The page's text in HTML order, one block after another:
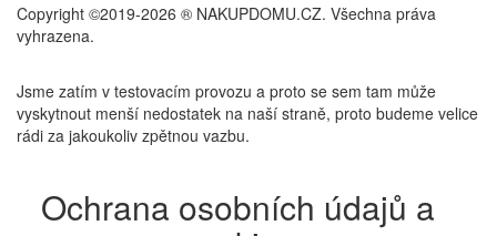
Copyright ©2019-2026 ® NAKUPDOMU.CZ. Všechna práva
vyhrazena.
Jsme zatím v testovacím provozu a proto se sem tam může
vyskytnout menší nedostatek na naší straně, proto budeme velice
rádi za jakoukoliv zpětnou vazbu.
Ochrana osobních údajů a